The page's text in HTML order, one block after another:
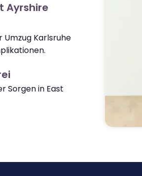
Ayrshire
Karlsruhe
Sorgen in East